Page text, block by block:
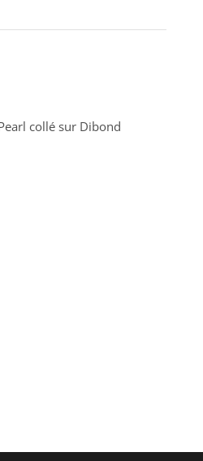
collé sur Dibond